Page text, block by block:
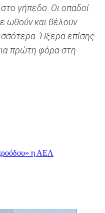
γήπεδο. Οι οπαδοί
ωθούν και θέλουν
Ήξερα επίσης
πρώτη φόρα στη
η ΑΕΛ